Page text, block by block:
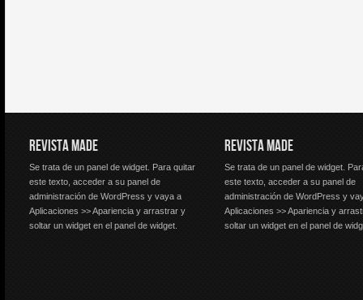
REVISTA MADE
Se trata de un panel de widget. Para quitar
este texto, acceder a su panel de
administración de WordPress y vaya a
Aplicaciones >> Apariencia y arrastrar y
soltar un widget en el panel de widget.
REVISTA MADE
Se trata de un panel de widget.
este texto, acceder a su panel de
administración de WordPress y
Aplicaciones >> Apariencia y
soltar un widget en el panel de